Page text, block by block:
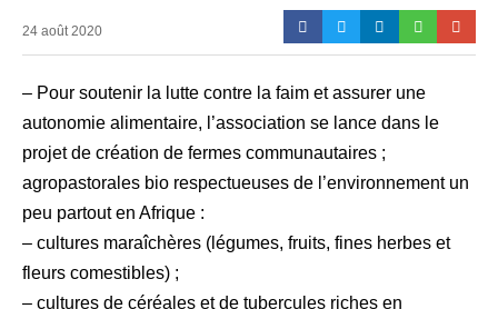
24 août 2020
– Pour soutenir la lutte contre la faim et assurer une
autonomie alimentaire, l’association se lance dans le
projet de création de fermes communautaires ;
agropastorales bio respectueuses de l’environnement un
peu partout en Afrique :
– cultures maraîchères (légumes, fruits, fines herbes et
fleurs comestibles) ;
– cultures de céréales et de tubercules riches en